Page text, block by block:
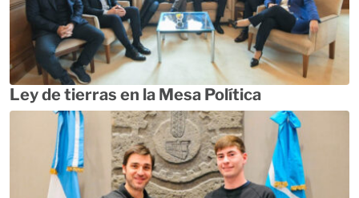
Ley de tierras en la Mesa Política